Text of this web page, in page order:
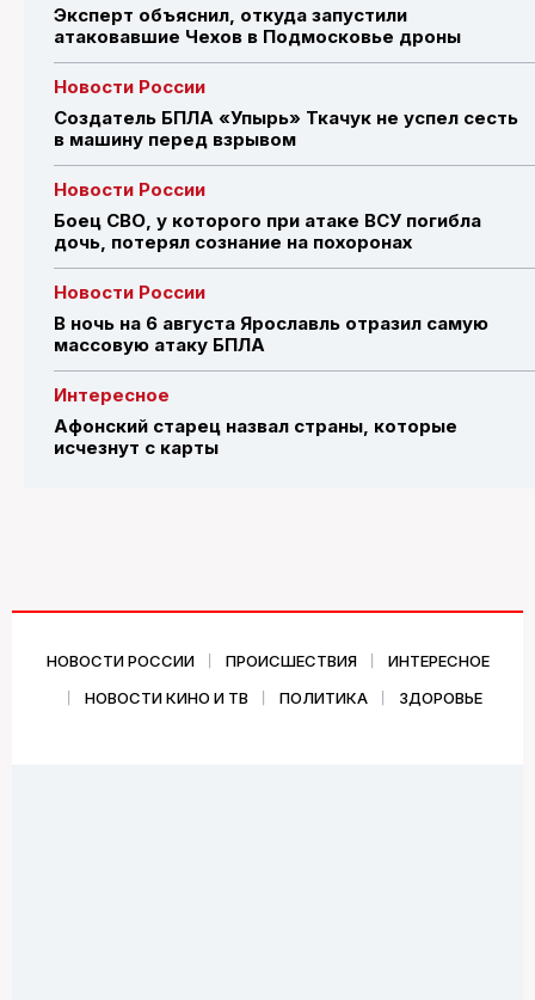
Эксперт объяснил, откуда запустили
атаковавшие Чехов в Подмосковье дроны
Новости России
Создатель БПЛА «Упырь» Ткачук не успел сесть
в машину перед взрывом
Новости России
Боец СВО, у которого при атаке ВСУ погибла
дочь, потерял сознание на похоронах
Новости России
В ночь на 6 августа Ярославль отразил самую
массовую атаку БПЛА
Интересное
Афонский старец назвал страны, которые
исчезнут с карты
НОВОСТИ РОССИИ ПРОИСШЕСТВИЯ
ИНТЕРЕСНОЕ
НОВОСТИ КИНО И ТВ
ПОЛИТИКА ЗДОРОВЬЕ